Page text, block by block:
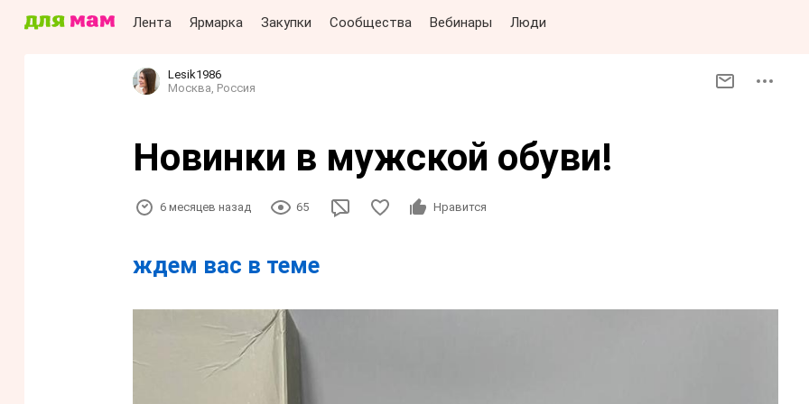
Лента Ярмарка Закупки Сообщества Вебинары Люди
Lesik1986
Москва, Россия
Новинки в мужской обуви!
6 месяцев назад 65 Нравится
ждем вас в теме